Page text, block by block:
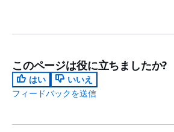
このページは役に立ちましたか?
はい
いいえ
フィードバックを送信